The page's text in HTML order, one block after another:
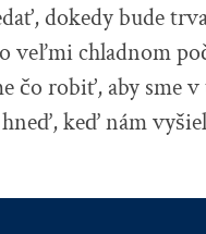
dokedy bude
veľmi chladnom
čo robiť, aby sme
keď nám